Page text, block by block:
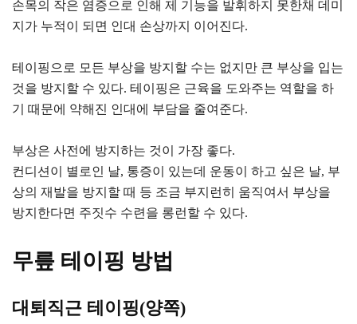
손목의 작은 염증으로 인해 제 기능을 발휘하지 못한채 데미
지가 누적이 되면 인대 손상까지 이어진다.
테이핑으로 모든 부상을 방지할 수는 없지만 큰 부상을 입는
것을 방지할 수 있다. 테이핑은 근육을 도와주는 역할을 하
기 때문에 약해진 인대에 부담을 줄여준다.
부상은 사전에 방지하는 것이 가장 좋다.
컨디션이 별로인 날, 통증이 있는데 운동이 하고 싶은 날, 부
상의 재발을 방지할 때 등 조금 부지런히 움직여서 부상을
방지한다면 주짓수 수련을 롱런할 수 있다.
무릎 테이핑 방법
대퇴직근 테이핑(양쪽)